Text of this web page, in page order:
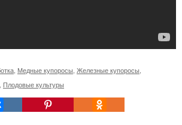
, Медные купоросы, Железные купоросы,
, Плодовые культуры